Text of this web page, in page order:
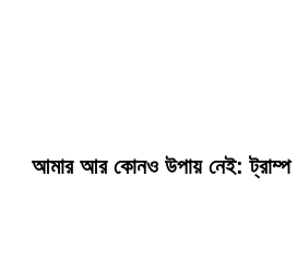
আমার আর কোনও উপায় নেই: ট্রাম্প